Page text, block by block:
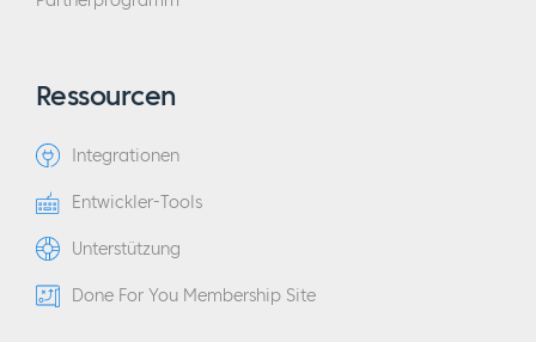
Ressourcen
Integrationen
Entwickler-Tools
Unterstützung
Done For You Membership Site